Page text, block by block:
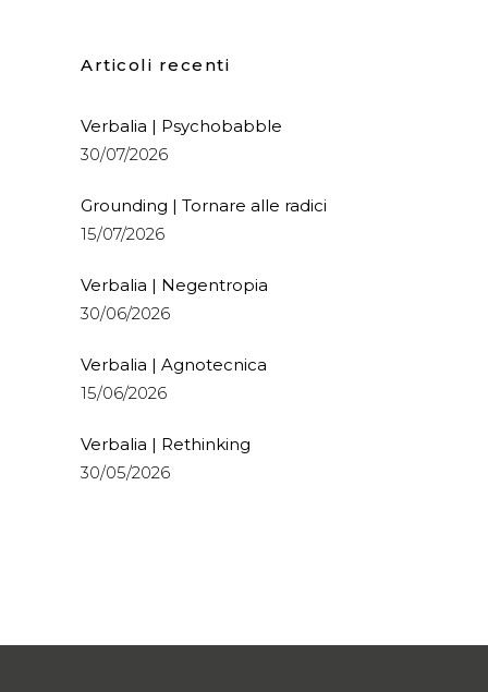
Articoli recenti
Verbalia | Psychobabble
30/07/2026
Grounding | Tornare alle radici
15/07/2026
Verbalia | Negentropia
30/06/2026
Verbalia | Agnotecnica
15/06/2026
Verbalia | Rethinking
30/05/2026